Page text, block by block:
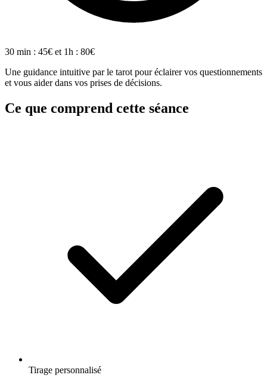
30 min : 45€ et 1h : 80€
Une guidance intuitive par le tarot pour éclairer vos questionnements
et vous aider dans vos prises de décisions.
Ce que comprend cette séance
Tirage personnalisé